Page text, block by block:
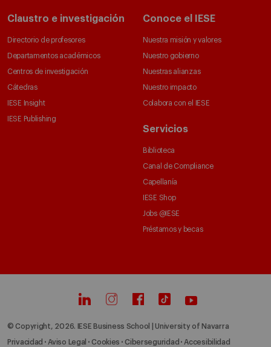
Claustro e investigación
Directorio de profesores
Departamentos académicos
Centros de investigación
Cátedras
IESE Insight
IESE Publishing
Conoce el IESE
Nuestra misión y valores
Nuestro gobierno
Nuestras alianzas
Nuestro impacto
Colabora con el IESE
Servicios
Biblioteca
Canal de Compliance
Capellanía
IESE Shop
Jobs @IESE
Préstamos y becas
© Copyright, 2026. IESE Business School | University of Navarra
Privacidad Aviso Legal Cookies Ciberseguridad Accesibilidad